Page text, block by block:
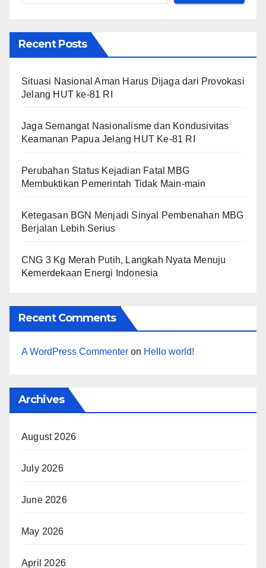
Recent Posts
Situasi Nasional Aman Harus Dijaga dari Provokasi
Jelang HUT ke-81 RI
Jaga Semangat Nasionalisme dan Kondusivitas
Keamanan Papua Jelang HUT Ke-81 RI
Perubahan Status Kejadian Fatal MBG
Membuktikan Pemerintah Tidak Main-main
Ketegasan BGN Menjadi Sinyal Pembenahan MBG
Berjalan Lebih Serius
CNG 3 Kg Merah Putih, Langkah Nyata Menuju
Kemerdekaan Energi Indonesia
Recent Comments
A WordPress Commenter on Hello world!
Archives
August 2026
July 2026
June 2026
May 2026
April 2026